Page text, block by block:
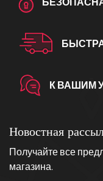
К ВАШИМ
Новостная
Получайте все
магазина.